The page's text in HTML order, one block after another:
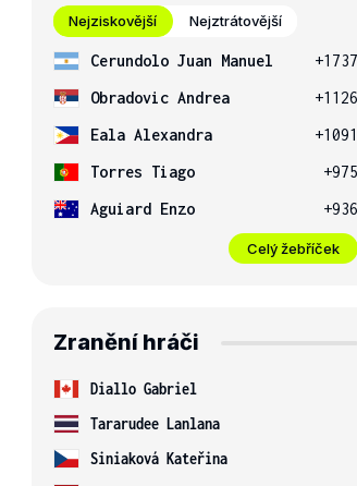
Nejziskovější Nejztrátovější
Cerundolo Juan Manuel
+1737
Obradovic Andrea
+1126
Eala Alexandra
+1091
Torres Tiago
+975
Aguiard Enzo
+936
Celý žebříček
Zranění hráči
Diallo Gabriel
Tararudee Lanlana
Siniaková Kateřina